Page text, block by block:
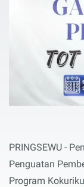
PRINGSEWU -
Penguatan
Program